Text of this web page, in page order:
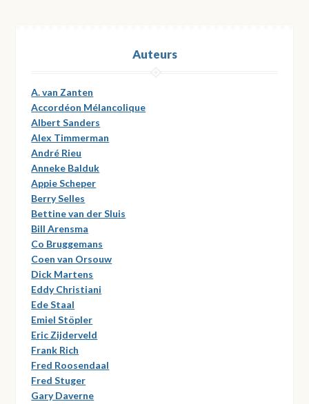
Auteurs
A. van Zanten
Accordéon Mélancolique
Albert Sanders
Alex Timmerman
André Rieu
Anneke Balduk
Appie Scheper
Berry Selles
Bettine van der Sluis
Bill Arensma
Co Bruggemans
Coen van Orsouw
Dick Martens
Eddy Christiani
Ede Staal
Emiel Stöpler
Eric Zijderveld
Frank Rich
Fred Roosendaal
Fred Stuger
Gary Daverne